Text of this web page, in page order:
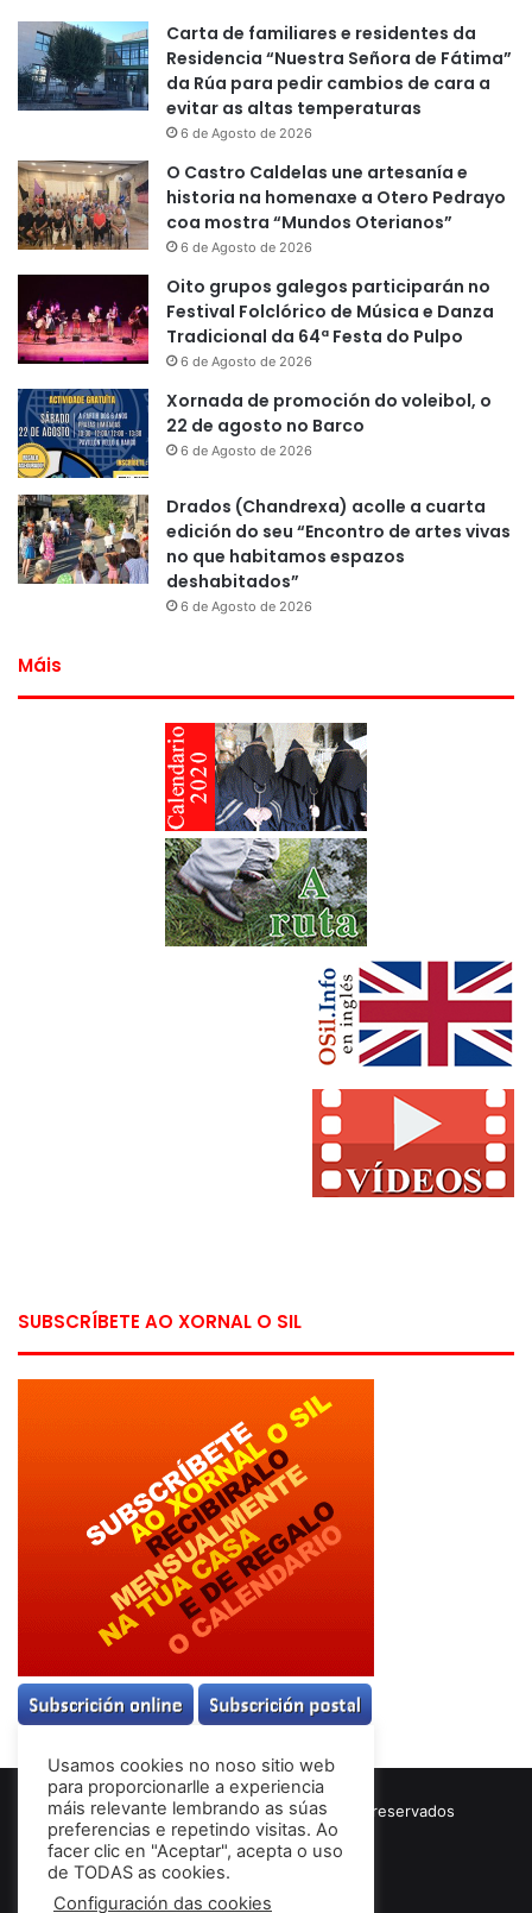
Carta de familiares e residentes da
Residencia “Nuestra Señora de Fátima”
da Rúa para pedir cambios de cara a
evitar as altas temperaturas
6 de Agosto de 2026
O Castro Caldelas une artesanía e
historia na homenaxe a Otero Pedrayo
coa mostra “Mundos Oterianos”
6 de Agosto de 2026
Oito grupos galegos participarán no
Festival Folclórico de Música e Danza
Tradicional da 64ª Festa do Pulpo
6 de Agosto de 2026
Xornada de promoción do voleibol, o
22 de agosto no Barco
6 de Agosto de 2026
Drados (Chandrexa) acolle a cuarta
edición do seu “Encontro de artes vivas
no que habitamos espazos
deshabitados”
6 de Agosto de 2026
Máis
SUBSCRÍBETE AO XORNAL O SIL
© Copyright 2026, Todos los derechos reservados
Términos & Condiciones
Usamos cookies no noso sitio web
para proporcionarlle a experiencia
máis relevante lembrando as súas
preferencias e repetindo visitas. Ao
facer clic en "Aceptar", acepta o uso
de TODAS as cookies.
Configuración das cookies